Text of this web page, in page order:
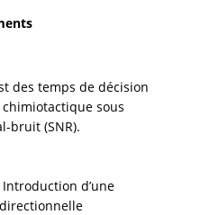
des temps de décision
sous
bruit (SNR).
Introduction d’une